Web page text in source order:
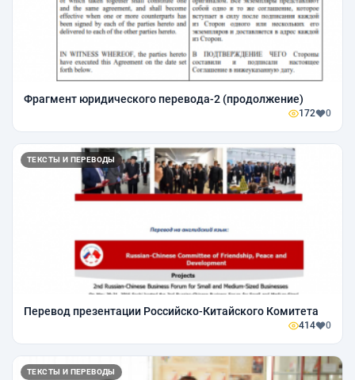
Фрагмент юридического перевода-2 (продолжение)
172 0
ТЕКСТЫ И ПЕРЕВОДЫ
Перевод презентации Российско-Китайского Комитета
414 0
ТЕКСТЫ И ПЕРЕВОДЫ